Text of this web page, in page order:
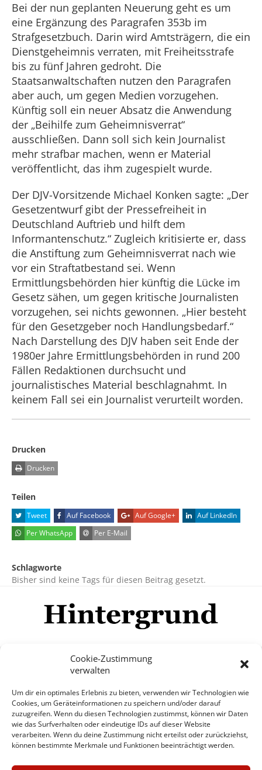
Cookie-Zustimmung
verwalten
Um dir ein optimales Erlebnis zu bieten, verwenden wir Technologien wie
Cookies, um Geräteinformationen zu speichern und/oder darauf
zuzugreifen. Wenn du diesen Technologien zustimmst, können wir Daten
wie das Surfverhalten oder eindeutige IDs auf dieser Website
verarbeiten. Wenn du deine Zustimmung nicht erteilst oder zurückziehst,
können bestimmte Merkmale und Funktionen beeinträchtigt werden.
Bei der nun geplanten Neuerung geht es um
eine Ergänzung des Paragrafen 353b im
Strafgesetzbuch. Darin wird Amtsträgern, die ein
Dienstgeheimnis verraten, mit Freiheitsstrafe
bis zu fünf Jahren gedroht. Die
Staatsanwaltschaften nutzen den Paragrafen
aber auch, um gegen Medien vorzugehen.
Künftig soll ein neuer Absatz die Anwendung
der „Beihilfe zum Geheimnisverrat“
ausschließen. Dann soll sich kein Journalist
mehr strafbar machen, wenn er Material
veröffentlicht, das ihm zugespielt wurde.
Der DJV-Vorsitzende Michael Konken sagte: „Der
Gesetzentwurf gibt der Pressefreiheit in
Deutschland Auftrieb und hilft dem
Informantenschutz.“ Zugleich kritisierte er, dass
die Anstiftung zum Geheimnisverrat nach wie
vor ein Straftatbestand sei. Wenn
Ermittlungsbehörden hier künftig die Lücke im
Gesetz sähen, um gegen kritische Journalisten
vorzugehen, sei nichts gewonnen. „Hier besteht
für den Gesetzgeber noch Handlungsbedarf.“
Nach Darstellung des DJV haben seit Ende der
1980er Jahre Ermittlungsbehörden in rund 200
Fällen Redaktionen durchsucht und
journalistisches Material beschlagnahmt. In
keinem Fall sei ein Journalist verurteilt worden.
Drucken
Drucken
Teilen
Tweet Auf Facebook Auf Google+
Auf LinkedIn
Per WhatsApp
Per E-Mail
Schlagworte
Bisher sind keine Tags für diesen Beitrag gesetzt.
Mehr
© Copyright Hintergrund.de, 2015 - 2026
Zum Newsletter jetzt kostenlos